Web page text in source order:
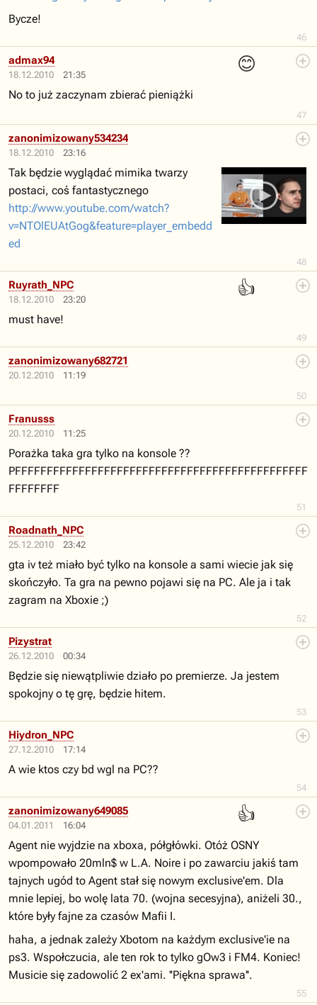
46
Bycze!
18.12.2010 21:35
😊
47
admax94
No to już zaczynam zbierać pieniążki
18.12.2010 23:16
48
zanonimizowany534234
Tak będzie wyglądać mimika twarzy
postaci, coś fantastycznego
http://www.youtube.com/watch?
v=NTOlEUAtGog&feature=player_embedd
ed
18.12.2010 23:20
👍
49
Ruyrath_NPC
must have!
20.12.2010
11:19
50
zanonimizowany682721
20.12.2010 11:25
51
Franusss
Porażka taka gra tylko na konsole ??
PFFFFFFFFFFFFFFFFFFFFFFFFFFFFFFFFFFFFFFFFFFFFFF
FFFFFFFF
25.12.2010 23:42
52
Roadnath_NPC
gta iv też miało być tylko na konsole a sami wiecie jak się
skończyło. Ta gra na pewno pojawi się na PC. Ale ja i tak
zagram na Xboxie ;)
26.12.2010 00:34
53
Pizystrat
Będzie się niewątpliwie działo po premierze. Ja jestem
spokojny o tę grę, będzie hitem.
27.12.2010 17:14
54
Hiydron_NPC
A wie ktos czy bd wgl na PC??
04.01.2011 16:04
👍
55
zanonimizowany649085
Agent nie wyjdzie na xboxa, półgłówki. Otóż OSNY
wpompowało 20mln$ w L.A. Noire i po zawarciu jakiś tam
tajnych ugód to Agent stał się nowym exclusive'em. Dla
mnie lepiej, bo wolę lata 70. (wojna secesyjna), aniżeli 30.,
które były fajne za czasów Mafii I.
haha, a jednak zależy Xbotom na każdym exclusive'ie na
ps3. Wspołczucia, ale ten rok to tylko gOw3 i FM4. Koniec!
Musicie się zadowolić 2 ex'ami. ''Piękna sprawa''.